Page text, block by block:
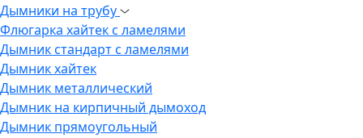
Дымники на трубу
Флюгарка хайтек с ламелями
Дымник стандарт с ламелями
Дымник хайтек
Дымник металлический
Дымник на кирпичный дымоход
Дымник прямоугольный